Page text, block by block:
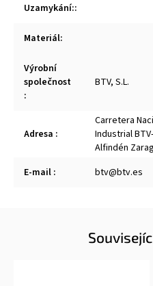
Uzamykání::
Materiál:
Výrobní
společnost
:
BTV, S.L.
Adresa :
Carretera
Industrial
Alfindén
E-mail : btv@btv.es